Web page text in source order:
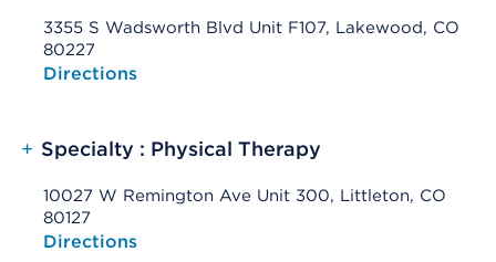
3355 S Wadsworth Blvd Unit F107, Lakewood, CO
80227
Opens native map application on mobile devices
Directions
+ Specialty : Physical Therapy
10027 W Remington Ave Unit 300, Littleton, CO
80127
Opens native map application on mobile devices
Directions